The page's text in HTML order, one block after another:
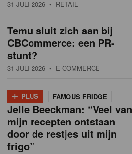
31 JULI 2026 • RETAIL
Temu sluit zich aan bij
CBCommerce: een PR-
stunt?
31 JULI 2026 • E-COMMERCE
+ PLUS FAMOUS FRIDGE
Jelle Beeckman: “Veel van
mijn recepten ontstaan
door de restjes uit mijn
frigo”